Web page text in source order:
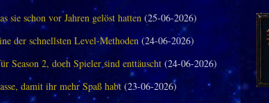
sie schon vor Jahren gelöst hatten(25-06-2026)
der schnellsten Level-Methoden(24-06-2026)
Season 2, doch Spieler sind enttäuscht(24-06-2026)
damit ihr mehr Spaß habt(23-06-2026)